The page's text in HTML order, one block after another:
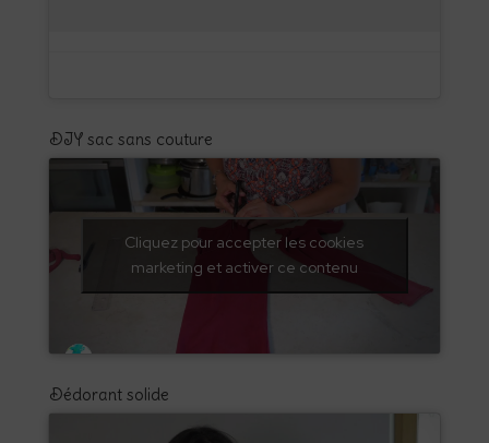
DIY sac sans couture
Cliquez pour accepter les cookies
marketing et activer ce contenu
Dédorant solide